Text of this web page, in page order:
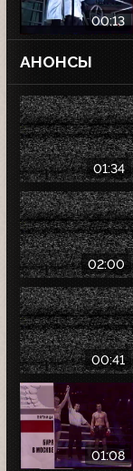
00:13
АНОНСЫ
01:34
02:00
00:41
01:08